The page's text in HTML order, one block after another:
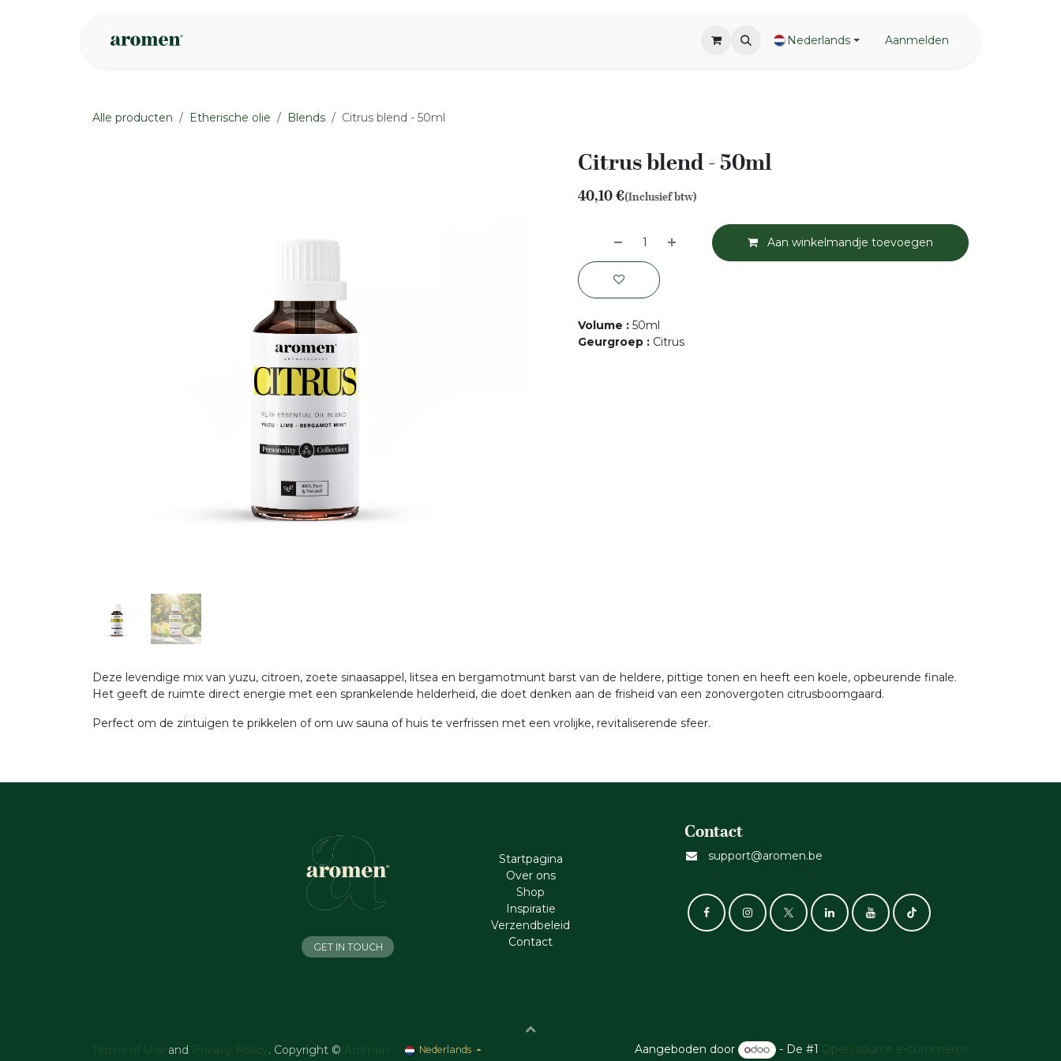
Nederlands Aanmelden
Alle producten Etherische olie Blends Citrus blend - 50ml
Citrus blend - 50ml
40,10€(Inclusief btw)
Aan winkelmandje toevoegen
Volume : 50ml
Geurgroep : Citrus
Deze levendige mix van yuzu, citroen, zoete sinaasappel, litsea en bergamotmunt barst van de heldere, pittige tonen en heeft een koele, opbeurende finale.
Het geeft de ruimte direct energie met een sprankelende helderheid, die doet denken aan de frisheid van een zonovergoten citrusboomgaard.
Perfect om de zintuigen te prikkelen of om uw sauna of huis te verfrissen met een vrolijke, revitaliserende sfeer.
Startpagina
Ove​r​ ons
Shop
Inspiratie
Verzendbeleid
Cont​act
Contact
support@aromen.be
GET IN TOUCH
Terms of Use and Privacy Policy . Copyright © Aromen Nederlands Aangeboden door - De #1 Open source e-commerce